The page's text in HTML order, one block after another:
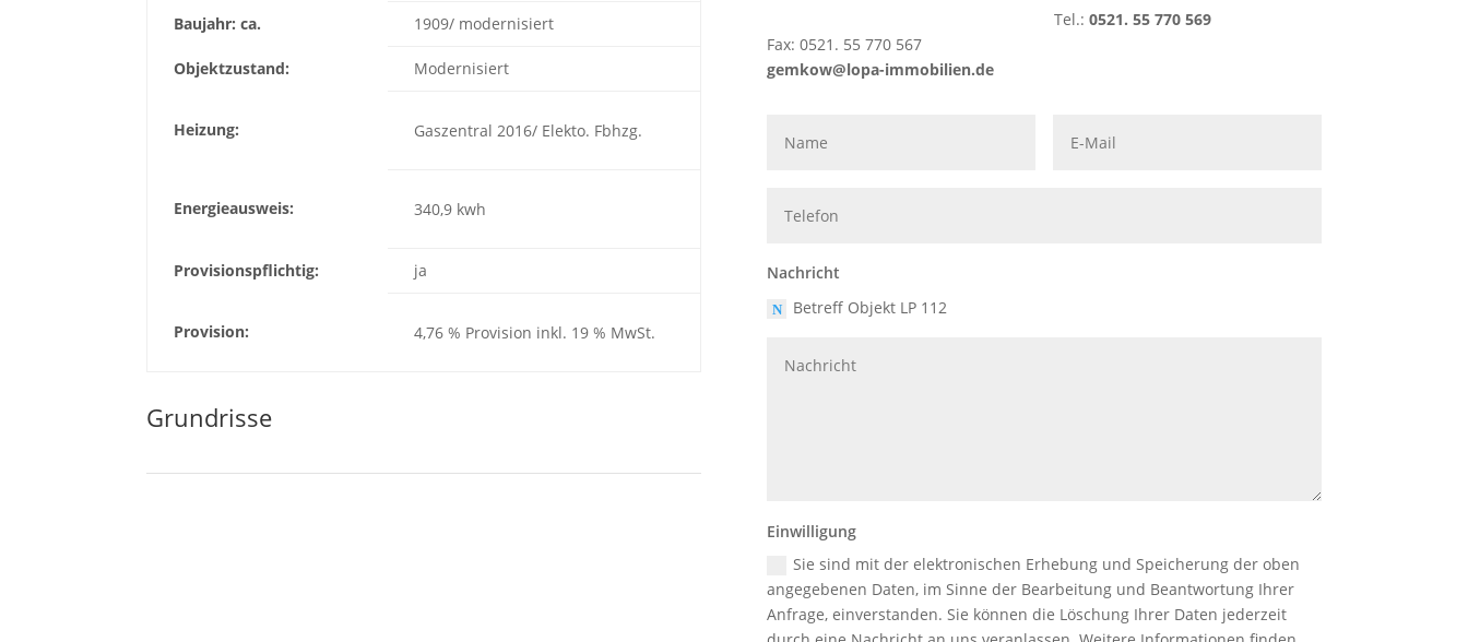
Baujahr: ca. 1909/ modernisiert
Objektzustand: Modernisiert
Heizung: Gaszentral 2016/ Elekto. Fbhzg.
Energieausweis: 340,9 kwh
Provisionspflichtig: ja
Provision: 4,76 % Provision inkl. 19 % MwSt.
Grundrisse
Tel.: 0521. 55 770 569
Fax: 0521. 55 770 567
gemkow@lopa-immobilien.de
Nachricht
Betreff Objekt LP 112
Einwilligung
Sie sind mit der elektronischen Erhebung und Speicherung der oben
angegebenen Daten, im Sinne der Bearbeitung und Beantwortung Ihrer
Anfrage, einverstanden. Sie können die Löschung Ihrer Daten jederzeit